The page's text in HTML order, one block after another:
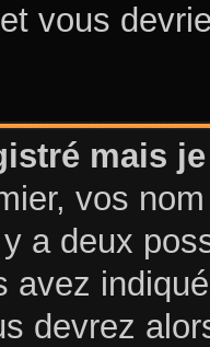
vous
mais
vos
a deux
avez
devrez